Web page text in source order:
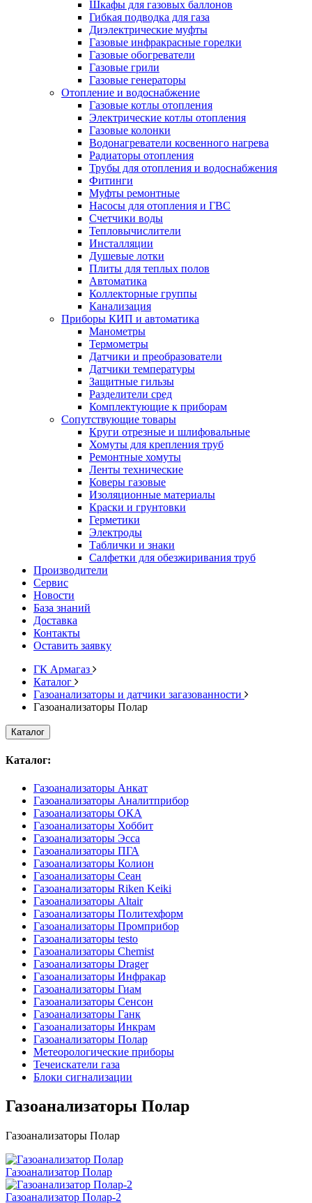
Шкафы для газовых баллонов
Гибкая подводка для газа
Диэлектрические муфты
Газовые инфракрасные горелки
Газовые обогреватели
Газовые грили
Газовые генераторы
Отопление и водоснабжение
Газовые котлы отопления
Электрические котлы отопления
Газовые колонки
Водонагреватели косвенного нагрева
Радиаторы отопления
Трубы для отопления и водоснабжения
Фитинги
Муфты ремонтные
Насосы для отопления и ГВС
Счетчики воды
Тепловычислители
Инсталляции
Душевые лотки
Плиты для теплых полов
Автоматика
Коллекторные группы
Канализация
Приборы КИП и автоматика
Манометры
Термометры
Датчики и преобразователи
Датчики температуры
Защитные гильзы
Разделители сред
Комплектующие к приборам
Сопутствующие товары
Круги отрезные и шлифовальные
Хомуты для крепления труб
Ремонтные хомуты
Ленты технические
Коверы газовые
Изоляционные материалы
Краски и грунтовки
Герметики
Электроды
Таблички и знаки
Салфетки для обезжиривания труб
Производители
Сервис
Новости
База знаний
Доставка
Контакты
Оставить заявку
ГК Армагаз
Каталог
Газоанализаторы и датчики загазованности
Газоанализаторы Полар
Каталог
Каталог:
Газоанализаторы Анкат
Газоанализаторы Аналитприбор
Газоанализаторы ОКА
Газоанализаторы Хоббит
Газоанализаторы Эсса
Газоанализаторы ПГА
Газоанализаторы Колион
Газоанализаторы Сеан
Газоанализаторы Riken Keiki
Газоанализаторы Altair
Газоанализаторы Политехформ
Газоанализаторы Промприбор
Газоанализаторы testo
Газоанализаторы Chemist
Газоанализаторы Drager
Газоанализаторы Инфракар
Газоанализаторы Гиам
Газоанализаторы Сенсон
Газоанализаторы Ганк
Газоанализаторы Инкрам
Газоанализаторы Полар
Метеорологические приборы
Течеискатели газа
Блоки сигнализации
Газоанализаторы Полар
Газоанализаторы Полар
Газоанализатор Полар
Газоанализатор Полар-2